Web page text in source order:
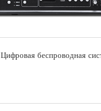
Цифровая беспроводная